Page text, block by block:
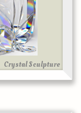
Crystal Sculpture